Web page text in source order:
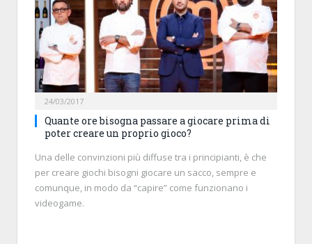
24/03/2017
Quante ore bisogna passare a giocare prima di
poter creare un proprio gioco?
Una delle convinzioni più diffuse tra i principianti, è che
per creare giochi bisogni giocare un sacco, sempre e
comunque, in modo da “capire” come funzionano i
videogame.